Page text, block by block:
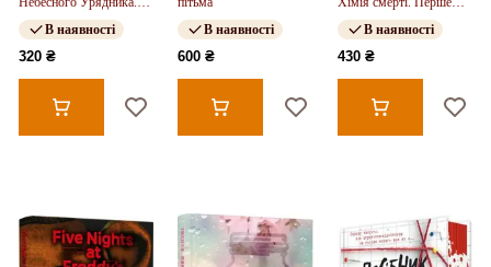
Том 2
В наявності
320 ₴
В наявності
600 ₴
розслідування
В наявності
430 ₴